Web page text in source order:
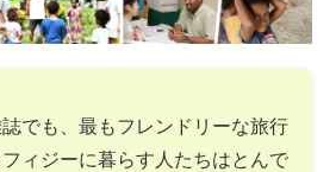
でも、最もフレンドリーな旅行
ィジーに暮らす人たちはとんで